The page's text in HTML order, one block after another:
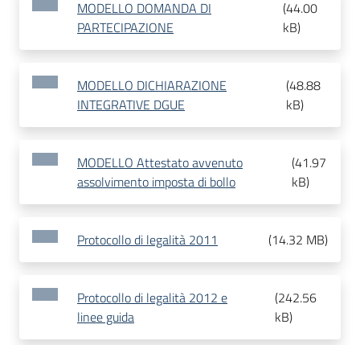
MODELLO DOMANDA DI
PARTECIPAZIONE
(44.00
kB)
MODELLO DICHIARAZIONE
INTEGRATIVE DGUE
(48.88
kB)
MODELLO Attestato avvenuto
assolvimento imposta di bollo
(41.97
kB)
Protocollo di legalità 2011 (14.32 MB)
Protocollo di legalità 2012 e
linee guida
(242.56
kB)